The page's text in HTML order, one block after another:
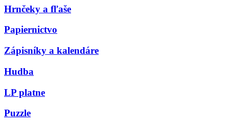
Hrnčeky a fľaše
Papiernictvo
Zápisníky a kalendáre
Hudba
LP platne
Puzzle